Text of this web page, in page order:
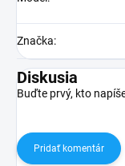
Značka:
Diskusia
Buďte prvý, kto
Pridať komentár